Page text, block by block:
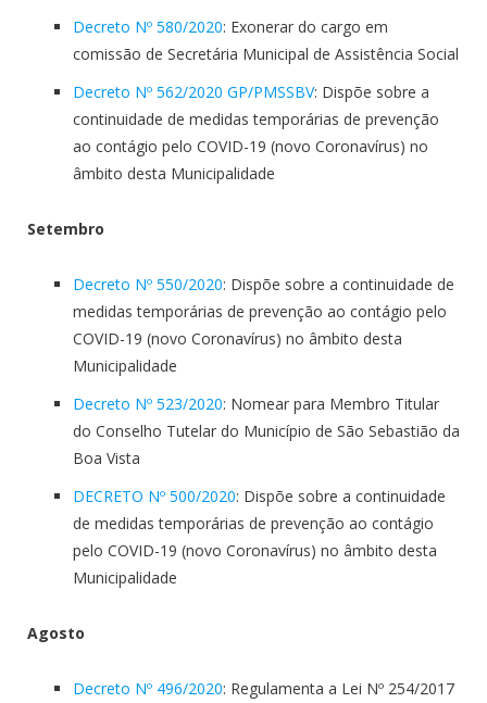
Decreto Nº 580/2020: Exonerar do cargo em
comissão de Secretária Municipal de Assistência Social
Decreto Nº 562/2020 GP/PMSSBV: Dispõe sobre a
continuidade de medidas temporárias de prevenção
ao contágio pelo COVID-19 (novo Coronavírus) no
âmbito desta Municipalidade
Setembro
Decreto Nº 550/2020: Dispõe sobre a continuidade de
medidas temporárias de prevenção ao contágio pelo
COVID-19 (novo Coronavírus) no âmbito desta
Municipalidade
Decreto Nº 523/2020: Nomear para Membro Titular
do Conselho Tutelar do Município de São Sebastião da
Boa Vista
DECRETO Nº 500/2020: Dispõe sobre a continuidade
de medidas temporárias de prevenção ao contágio
pelo COVID-19 (novo Coronavírus) no âmbito desta
Municipalidade
Agosto
Decreto Nº 496/2020: Regulamenta a Lei Nº 254/2017